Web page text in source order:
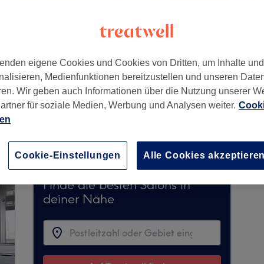
keine Buchungen über Treatwell
in Ihrer Nähe zu finden.
Dort warten viele
Finde die besten Salons in
deiner Nähe
eigene Cookies und Cookies von Dritten, um Inhalte
Medienfunktionen bereitzustellen und unseren
Wir geben auch Informationen über die Nutzung unserer
für soziale Medien, Werbung und Analysen weiter.
Cookie-Einstellungen Alle Cookies akzeptieren